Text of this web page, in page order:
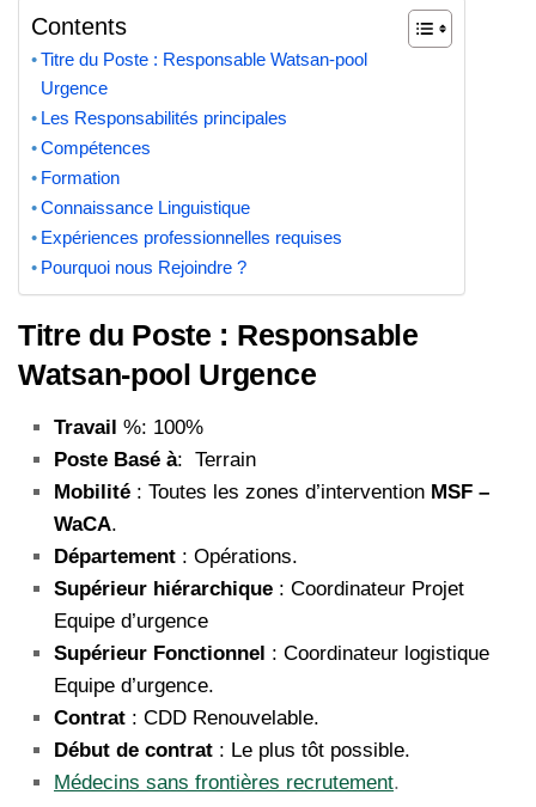
Contents
Titre du Poste : Responsable Watsan-pool
Urgence
Les Responsabilités principales
Compétences
Formation
Connaissance Linguistique
Expériences professionnelles requises
Pourquoi nous Rejoindre ?
Titre du Poste : Responsable
Watsan-pool Urgence
Travail %: 100%
Poste Basé à: Terrain
Mobilité : Toutes les zones d’intervention MSF –
WaCA.
Département : Opérations.
Supérieur hiérarchique : Coordinateur Projet
Equipe d’urgence
Supérieur Fonctionnel : Coordinateur logistique
Equipe d’urgence.
Contrat : CDD Renouvelable.
Début de contrat : Le plus tôt possible.
Médecins sans frontières recrutement.